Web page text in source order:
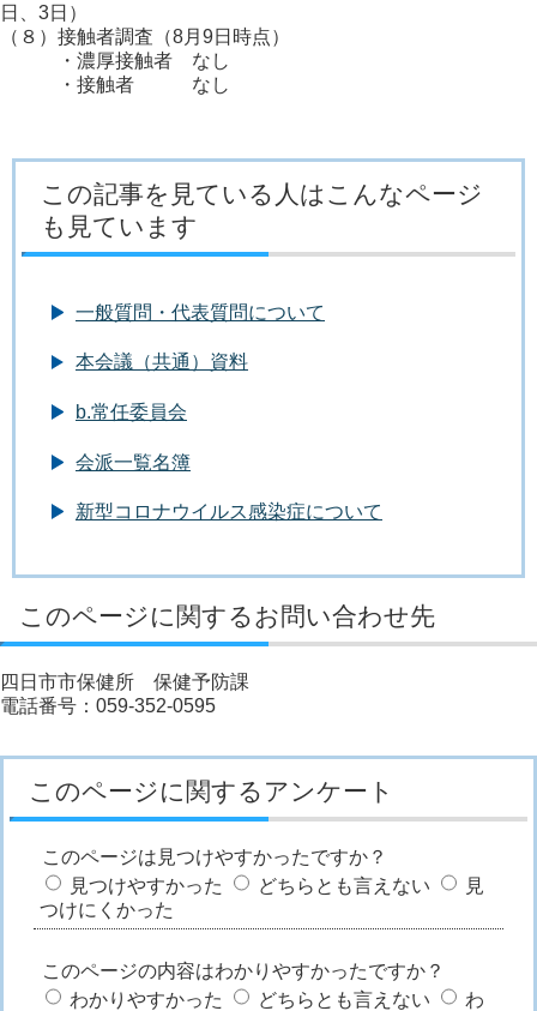
日、3日）
（８）接触者調査（8月9日時点）
・濃厚接触者 なし
・接触者 なし
この記事を見ている人はこんなページ
も見ています
一般質問・代表質問について
本会議（共通）資料
b.常任委員会
会派一覧名簿
新型コロナウイルス感染症について
このページに関するお問い合わせ先
四日市市保健所 保健予防課
電話番号：059-352-0595
このページに関するアンケート
このページは見つけやすかったですか？
見つけやすかった
どちらとも言えない
見
つけにくかった
このページの内容はわかりやすかったですか？
わかりやすかった
どちらとも言えない
わ